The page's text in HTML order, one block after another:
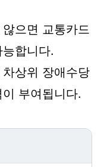
으면 교통카드
합니다.
상위 장애수당
부여됩니다.